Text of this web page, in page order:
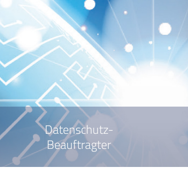
Datenschutz-
Beauftragter